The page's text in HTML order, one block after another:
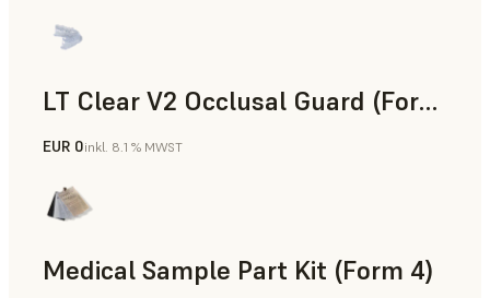
LT Clear V2 Occlusal Guard (Form 4)
Zahnmedizin
EUR 0inkl. 8.1 % MWST
Medical Sample Part Kit (Form 4)